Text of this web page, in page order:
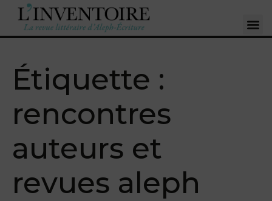
Étiquette :
rencontres
auteurs et
revues aleph